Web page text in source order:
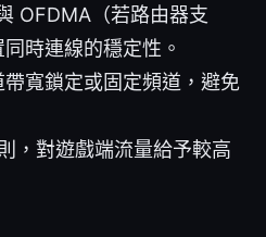
OFDMA（若路由器支
時連線的穩定性。
寬鎖定或固定頻道，避免
，對遊戲端流量給予較高